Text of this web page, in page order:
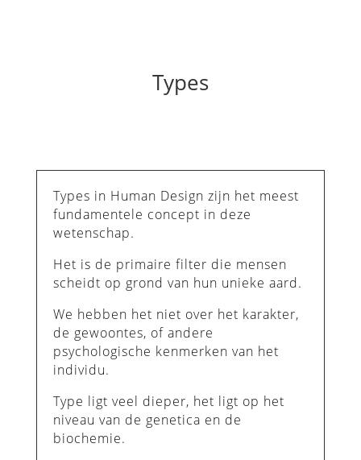
Types
Types in Human Design zijn het meest
fundamentele concept in deze
wetenschap.
Het is de primaire filter die mensen
scheidt op grond van hun unieke aard.
We hebben het niet over het karakter,
de gewoontes, of andere
psychologische kenmerken van het
individu.
Type ligt veel dieper, het ligt op het
niveau van de genetica en de
biochemie.